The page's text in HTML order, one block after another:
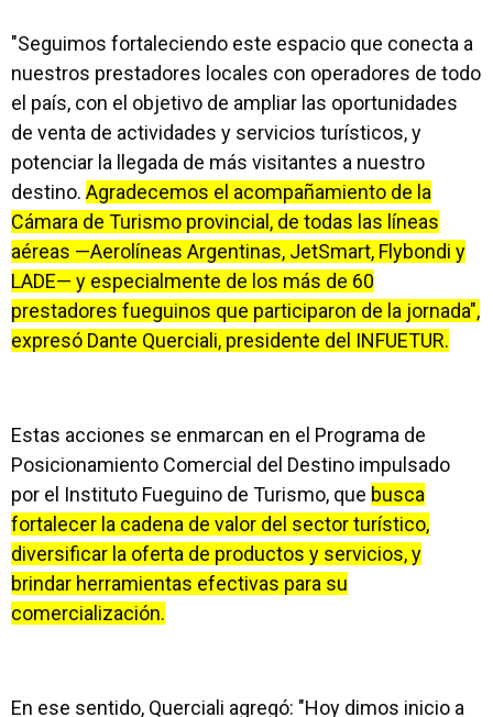
"Seguimos fortaleciendo este espacio que conecta a
nuestros prestadores locales con operadores de todo
el país, con el objetivo de ampliar las oportunidades
de venta de actividades y servicios turísticos, y
potenciar la llegada de más visitantes a nuestro
destino. Agradecemos el acompañamiento de la
Cámara de Turismo provincial, de todas las líneas
aéreas —Aerolíneas Argentinas, JetSmart, Flybondi y
LADE— y especialmente de los más de 60
prestadores fueguinos que participaron de la jornada",
expresó Dante Querciali, presidente del INFUETUR.
Estas acciones se enmarcan en el Programa de
Posicionamiento Comercial del Destino impulsado
por el Instituto Fueguino de Turismo, que busca
fortalecer la cadena de valor del sector turístico,
diversificar la oferta de productos y servicios, y
brindar herramientas efectivas para su
comercialización.
En ese sentido, Querciali agregó: "Hoy dimos inicio a